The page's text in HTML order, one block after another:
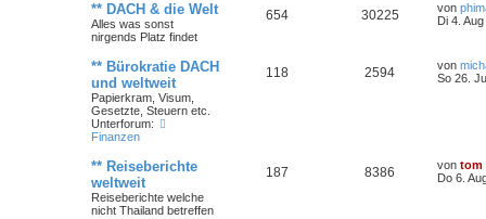
** DACH & die Welt
Alles was sonst
nirgends Platz findet
654 30225 von
Di 4.
** Bürokratie DACH
und weltweit
Papierkram, Visum,
Gesetzte, Steuern etc.
Unterforum:
Finanzen
118 2594 von
So 26.
** Reiseberichte
weltweit
Reiseberichte welche
nicht Thailand betreffen
187 8386 von tom
Do 6.